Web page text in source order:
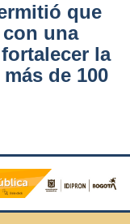
que
una
la
de 100